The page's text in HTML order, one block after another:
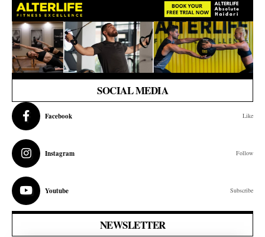
SOCIAL MEDIA
Facebook Like
Instagram Follow
Youtube Subscribe
NEWSLETTER